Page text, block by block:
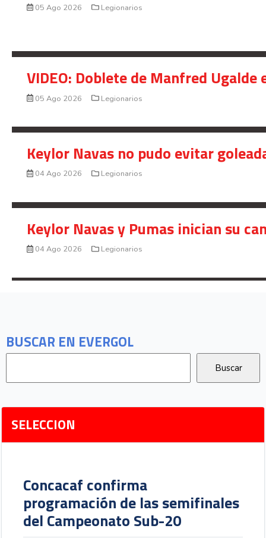
BUSCAR EN EVERGOL
SELECCION
Concacaf confirma
programación de las semifinales
del Campeonato Sub-20
05 Ago 2026 Legionarios
VIDEO: Doblete de Manfred
05 Ago 2026 Legionarios
Keylor Navas no pudo evitar
04 Ago 2026 Legionarios
Keylor Navas y Pumas inician su
04 Ago 2026 Legionarios